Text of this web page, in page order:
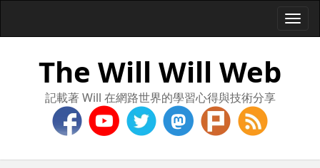
The Will Will Web
記載著 Will 在網路世界的學習心得與技術分享